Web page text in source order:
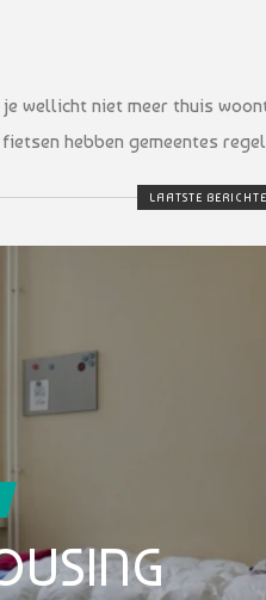
wellicht niet meer thuis
hebben gemeentes
LAATSTE